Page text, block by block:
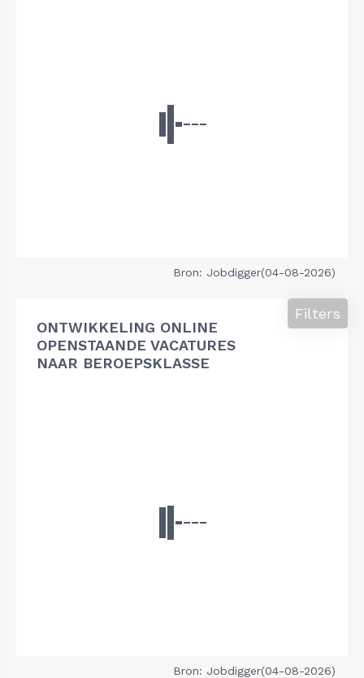
Bron: Jobdigger(04-08-2026)
ONTWIKKELING ONLINE
OPENSTAANDE VACATURES
NAAR BEROEPSKLASSE
Filters
Bron: Jobdigger(04-08-2026)